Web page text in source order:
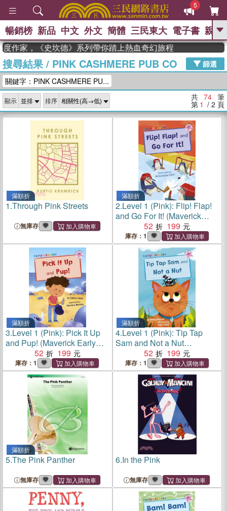
5
GO
熱搜： 東野圭吾 、 The Odyssey 、
父親節 、 如果歷史是一群喵 、 暑期
推薦
念華 、 台灣的李登輝時代 、 數學女
孩：黎曼猜想
偉大的迷走神經
暢銷榜 新品 中文 外文 簡體 三民東大 電子書 親子
《史坎德》系列帶你踏上熱血奇幻旅程
搜尋結果/ PINK CASHMERE PUB CO
篩選
關鍵字：PINK CASHMERE PU...
顯示 排序 共 74 筆
第 1 / 2 頁
滿額折
1.Through Pink Streets
無庫存
滿額折
2.Level 1 (Pink): Flip! Flap!
and Go For It! (Maverick
Early Reader)
52 199
庫存：1
滿額折
3.Level 1 (Pink): Pick It Up
and Pup! (Maverick Early
Reader)52 199
庫存：1
滿額折
4.Level 1 (Pink): Tip Tap
Sam and Not a Nut
(Maverick Early Reader)
52 199
庫存：1
滿額折
5.The Pink Panther
無庫存
6.In the Pink
無庫存